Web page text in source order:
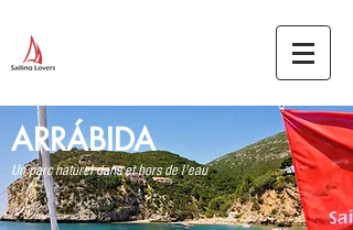
ARRÁBIDA
Un parc naturel dans et hors de l'eau